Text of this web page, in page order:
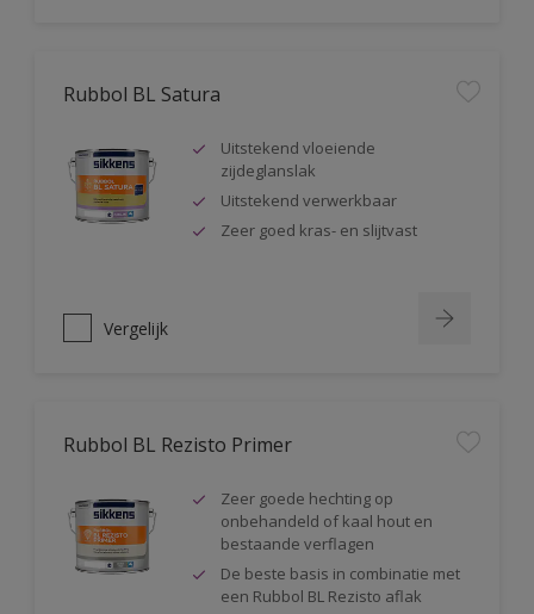
Rubbol BL Satura
Uitstekend vloeiende
zijdeglanslak
Uitstekend verwerkbaar
Zeer goed kras- en slijtvast
Vergelijk
Rubbol BL Rezisto Primer
Zeer goede hechting op
onbehandeld of kaal hout en
bestaande verflagen
De beste basis in combinatie met
een Rubbol BL Rezisto aflak